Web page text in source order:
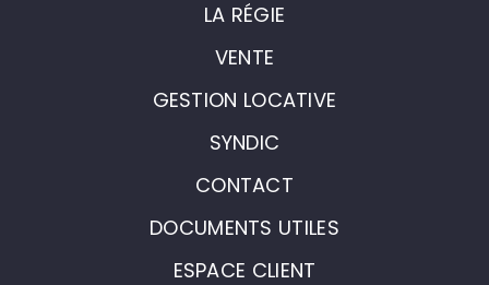
LA RÉGIE
VENTE
GESTION LOCATIVE
SYNDIC
CONTACT
DOCUMENTS UTILES
ESPACE CLIENT